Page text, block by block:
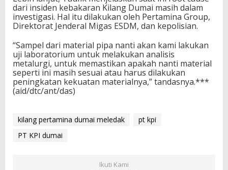
dari insiden kebakaran Kilang Dumai masih dalam
investigasi. Hal itu dilakukan oleh Pertamina Group,
Direktorat Jenderal Migas ESDM, dan kepolisian.
“Sampel dari material pipa nanti akan kami lakukan
uji laboratorium untuk melakukan analisis
metalurgi, untuk memastikan apakah nanti material
seperti ini masih sesuai atau harus dilakukan
peningkatan kekuatan materialnya,” tandasnya.***
(aid/dtc/ant/das)
kilang pertamina dumai meledak
pt kpi
PT KPI dumai
Ikuti Kami